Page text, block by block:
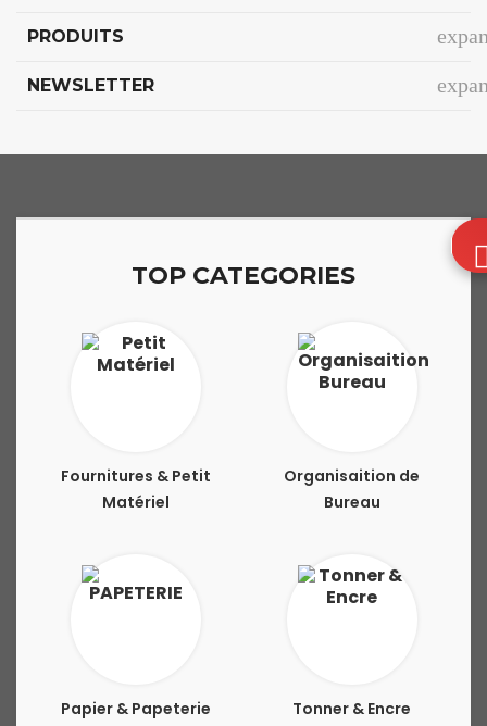
PRODUITS
NEWSLETTER
TOP CATEGORIES
Fournitures & Petit
Matériel
Organisaition de
Bureau
Papier & Papeterie Tonner & Encre